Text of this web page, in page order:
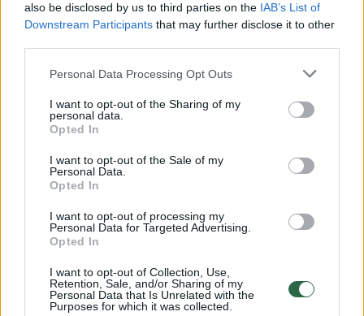
also be disclosed by us to third parties on the IAB’s List of
Downstream Participants that may further disclose it to other
Personal Data Processing Opt Outs
I want to opt-out of the Sharing of my
personal data.
Opted In
I want to opt-out of the Sale of my
Personal Data.
Opted In
I want to opt-out of processing my
Personal Data for Targeted Advertising.
Opted In
I want to opt-out of Collection, Use,
Retention, Sale, and/or Sharing of my
Personal Data that Is Unrelated with the
Purposes for which it was collected.
00:00:30
Vaizdai iš tragiškos avarijos Vilniaus r.: dviejų moterų ir
00:00:57
Savaitės vidurys nusimato karštas: temperatūra kils iki
32 laipsnių šilumos
Žinios | Orai
00:15:54
V. Zalužno pasisakymą laiko bandymu įsitvirtinti
Ukrainos politikoje: jis yra neteisus
Laidos | Nauja diena